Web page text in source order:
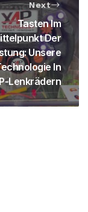
Next
Tasten Im
Der
Unsere
In
Lenkrädern